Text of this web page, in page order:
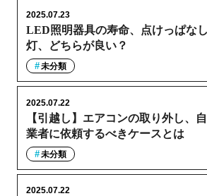
LED照明器具の寿命、点けっぱな
灯、どちらが良い？
2025.07.23
未分類
【引越し】エアコンの取り外し、
業者に依頼するべきケースとは
2025.07.22
未分類
2025.07.22